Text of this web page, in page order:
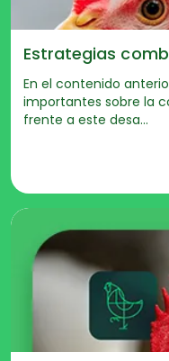
Estrategias
En el contenido
importantes sobre la
frente a este desa...